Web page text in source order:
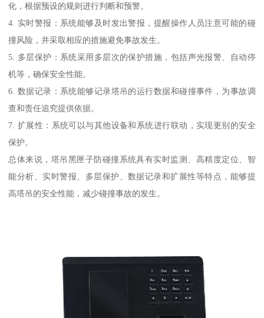
化，根据预设的规则进行判断和预警。
4. 实时警报：系统能够及时发出警报，提醒操作人员注意可能的碰
撞风险，并采取相应的措施避免事故发生。
5. 多层保护：系统采用多层次的保护措施，包括声光报警、自动停
机等，确保安全性能。
6. 数据记录：系统能够记录塔吊的运行数据和碰撞事件，为事故调
查和责任追究提供依据。
7. 扩展性：系统可以与其他设备和系统进行联动，实现更别的安全
保护。
总体来说，塔吊黑匣子防碰撞系统具有实时监测、高精度定位、智
能分析、实时警报、多层保护、数据记录和扩展性等特点，能够提
高塔吊的安全性能，减少碰撞事故的发生。